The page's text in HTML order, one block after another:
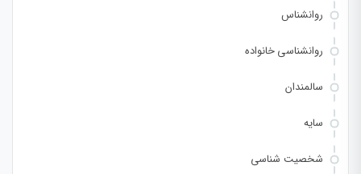
روانشناس
روانشناسی خانواده
سالمندان
سایه
شخصیت شناسی